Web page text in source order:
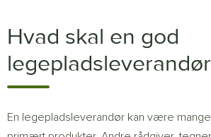
Hvad skal en god
En legepladsleverandør kan være